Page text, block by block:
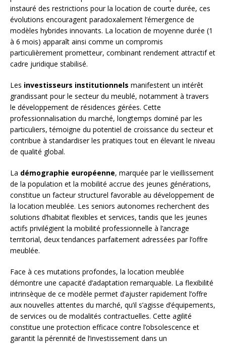
instauré des restrictions pour la location de courte durée, ces
évolutions encouragent paradoxalement l’émergence de
modèles hybrides innovants. La location de moyenne durée (1
à 6 mois) apparaît ainsi comme un compromis
particulièrement prometteur, combinant rendement attractif et
cadre juridique stabilisé.
Les investisseurs institutionnels manifestent un intérêt
grandissant pour le secteur du meublé, notamment à travers
le développement de résidences gérées. Cette
professionnalisation du marché, longtemps dominé par les
particuliers, témoigne du potentiel de croissance du secteur et
contribue à standardiser les pratiques tout en élevant le niveau
de qualité global.
La démographie européenne, marquée par le vieillissement
de la population et la mobilité accrue des jeunes générations,
constitue un facteur structurel favorable au développement de
la location meublée. Les seniors autonomes recherchent des
solutions d’habitat flexibles et services, tandis que les jeunes
actifs privilégient la mobilité professionnelle à l’ancrage
territorial, deux tendances parfaitement adressées par l’offre
meublée.
Face à ces mutations profondes, la location meublée
démontre une capacité d’adaptation remarquable. La flexibilité
intrinsèque de ce modèle permet d’ajuster rapidement l’offre
aux nouvelles attentes du marché, qu’il s’agisse d’équipements,
de services ou de modalités contractuelles. Cette agilité
constitue une protection efficace contre l’obsolescence et
garantit la pérennité de l’investissement dans un